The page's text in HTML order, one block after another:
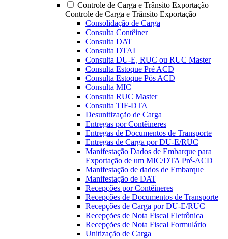
Controle de Carga e Trânsito Exportação
Controle de Carga e Trânsito Exportação
Consolidação de Carga
Consulta Contêiner
Consulta DAT
Consulta DTAI
Consulta DU-E, RUC ou RUC Master
Consulta Estoque Pré ACD
Consulta Estoque Pós ACD
Consulta MIC
Consulta RUC Master
Consulta TIF-DTA
Desunitização de Carga
Entregas por Contêineres
Entregas de Documentos de Transporte
Entregas de Carga por DU-E/RUC
Manifestação Dados de Embarque para
Exportação de um MIC/DTA Pré-ACD
Manifestação de dados de Embarque
Manifestação de DAT
Recepções por Contêineres
Recepções de Documentos de Transporte
Recepções de Carga por DU-E/RUC
Recepções de Nota Fiscal Eletrônica
Recepções de Nota Fiscal Formulário
Unitização de Carga